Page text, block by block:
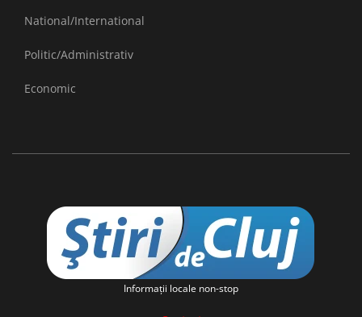
National/International
Politic/Administrativ
Economic
Informaţii locale non-stop